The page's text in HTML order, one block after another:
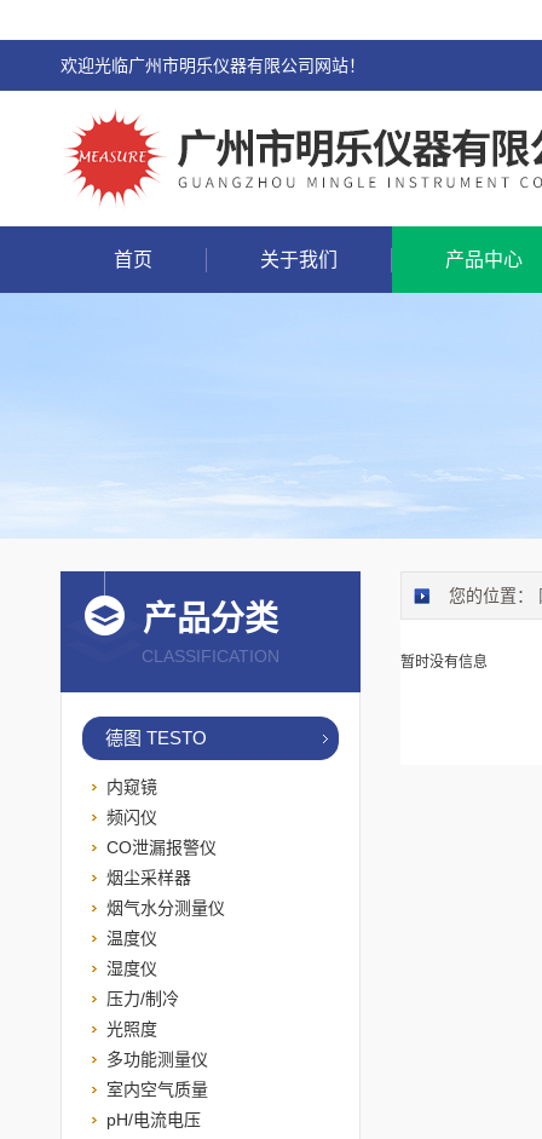
欢迎光临广州市明乐仪器有限公司网站！
首页 关于我们 产品中心
产品分类
CLASSIFICATION
德图 TESTO
内窥镜
频闪仪
CO泄漏报警仪
烟尘采样器
烟气水分测量仪
温度仪
湿度仪
压力/制冷
光照度
多功能测量仪
室内空气质量
pH/电流电压
您的位置：
暂时没有信息